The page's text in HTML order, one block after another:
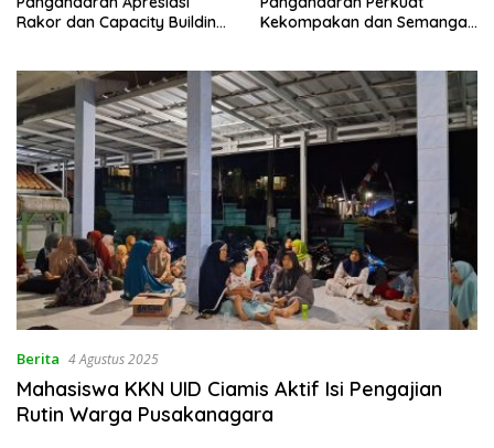
Rakor dan Capacity Building
Antar Lini
Kekompakan dan Semangat
Berita 4 Agustus 2025
Mahasiswa KKN UID Ciamis Aktif Isi Pengajian
Rutin Warga Pusakanagara